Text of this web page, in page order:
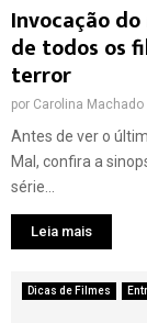
Invocação
de todos os
terror
por Carolina Machado
Antes de ver o
Mal, confira a
série...
Leia mais
Dicas de Filmes